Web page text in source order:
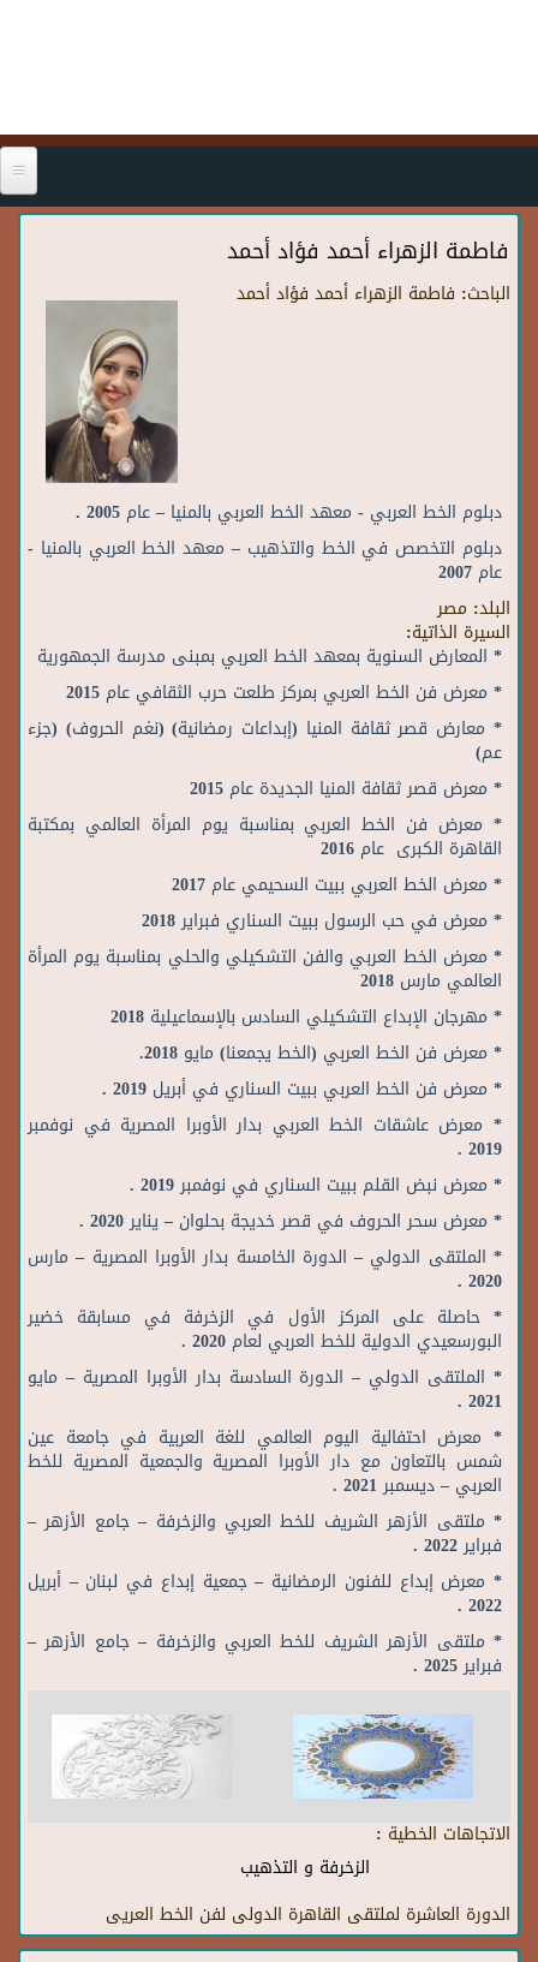
فاطمة الزهراء أحمد فؤاد أحمد
الباحث: فاطمة الزهراء أحمد فؤاد أحمد
دبلوم الخط العربي - معهد الخط العربي بالمنيا – عام 2005 .
دبلوم التخصص في الخط والتذهيب – معهد الخط العربي بالمنيا -
عام 2007
البلد: مصر
السيرة الذاتية:
* المعارض السنوية بمعهد الخط العربي بمبنى مدرسة الجمهورية
* معرض فن الخط العربي بمركز طلعت حرب الثقافي عام 2015
* معارض قصر ثقافة المنيا (إبداعات رمضانية) (نغم الحروف) (جزء
عم)
* معرض قصر ثقافة المنيا الجديدة عام 2015
* معرض فن الخط العربي بمناسبة يوم المرأة العالمي بمكتبة
القاهرة الكبرى عام 2016
* معرض الخط العربي ببيت السحيمي عام 2017
* معرض في حب الرسول ببيت السناري فبراير 2018
* معرض الخط العربي والفن التشكيلي والحلي بمناسبة يوم المرأة
العالمي مارس 2018
* مهرجان الإبداع التشكيلي السادس بالإسماعيلية 2018
* معرض فن الخط العربي (الخط يجمعنا) مايو 2018.
* معرض فن الخط العربي ببيت السناري في أبريل 2019 .
* معرض عاشقات الخط العربي بدار الأوبرا المصرية في نوفمبر
2019 .
* معرض نبض القلم ببيت السناري في نوفمبر 2019 .
* معرض سحر الحروف في قصر خديجة بحلوان – يناير 2020 .
* الملتقى الدولي – الدورة الخامسة بدار الأوبرا المصرية – مارس
2020 .
* حاصلة على المركز الأول في الزخرفة في مسابقة خضير
البورسعيدي الدولية للخط العربي لعام 2020 .
* الملتقى الدولي – الدورة السادسة بدار الأوبرا المصرية – مايو
2021 .
* معرض احتفالية اليوم العالمي للغة العربية في جامعة عين
شمس بالتعاون مع دار الأوبرا المصرية والجمعية المصرية للخط
العربي – ديسمبر 2021 .
* ملتقى الأزهر الشريف للخط العربي والزخرفة – جامع الأزهر –
فبراير 2022 .
* معرض إبداع للفنون الرمضانية – جمعية إبداع في لبنان – أبريل
2022 .
* ملتقى الأزهر الشريف للخط العربي والزخرفة – جامع الأزهر –
فبراير 2025 .
الاتجاهات الخطية :
الزخرفة و التذهيب
الدورة العاشرة لملتقى القاهرة الدولى لفن الخط العريى